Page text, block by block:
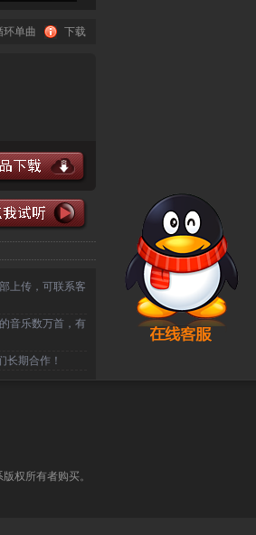
环单曲 下载
伴奏。
上传，可联系客
音乐数万首，有
期合作！
权所有者购买。